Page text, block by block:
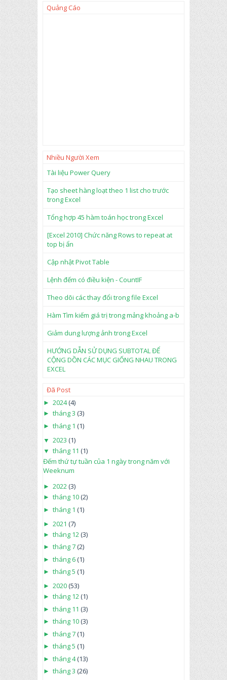
lầ
kế
t
h
p
Le
n
+
su
bti
tut
e
Quảng Cáo
Nhiều Người Xem
Tài liệu Power Query
Tạo sheet hàng loạt theo 1 list cho trước
trong Excel
Tổng hợp 45 hàm toán học trong Excel
[Excel 2010] Chức năng Rows to repeat at
top bị ẩn
Cập nhật Pivot Table
Lệnh đếm có điều kiện - CountIF
Theo dõi các thay đổi trong file Excel
Hàm Tìm kiếm giá trị trong mảng khoảng a-b
Giảm dung lượng ảnh trong Excel
HƯỚNG DẪN SỬ DỤNG SUBTOTAL ĐỂ
CỘNG DỒN CÁC MỤC GIỐNG NHAU TRONG
EXCEL
Đã Post
► 2024(4)
► tháng 3 (3)
► tháng 1 (1)
▼ 2023 (1)
▼ tháng 11 (1)
Đếm thứ tự tuần của 1 ngày trong năm với
Weeknum
► 2022(3)
► tháng 10(2)
► tháng 1 (1)
► 2021 (7)
► tháng 12(3)
► tháng 7(2)
► tháng 6(1)
► tháng 5 (1)
► 2020(53)
► tháng 12(1)
► tháng 11 (3)
► tháng 10(3)
► tháng 7(1)
► tháng 5 (1)
► tháng 4(13)
► tháng 3 (26)